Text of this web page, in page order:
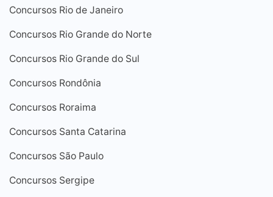
Concursos Rio de Janeiro
Concursos Rio Grande do Norte
Concursos Rio Grande do Sul
Concursos Rondônia
Concursos Roraima
Concursos Santa Catarina
Concursos São Paulo
Concursos Sergipe